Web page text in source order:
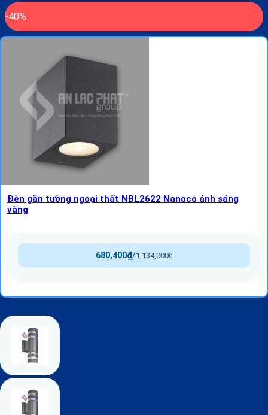
-40%
Đèn gắn tường ngoại thất NBL2622 Nanoco ánh sáng
vàng
1,134,000₫
/
680,400₫